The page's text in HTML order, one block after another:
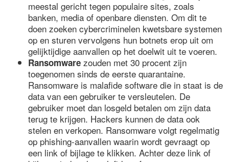
meestal gericht tegen populaire sites, zoals
banken, media of openbare diensten. Om dit te
doen zoeken cybercriminelen kwetsbare systemen
op en sturen vervolgens hun botnets erop uit om
gelijktijdige aanvallen op het doelwit uit te voeren.
Ransomware zouden met 30 procent zijn
toegenomen sinds de eerste quarantaine.
Ransomware is malafide software die in staat is de
data van een gebruiker te versleutelen. De
gebruiker moet dan losgeld betalen om zijn data
terug te krijgen. Hackers kunnen de data ook
stelen en verkopen. Ransomware volgt regelmatig
op phishing-aanvallen waarin wordt gevraagt op
een link of bijlage te klikken. Achter deze link of